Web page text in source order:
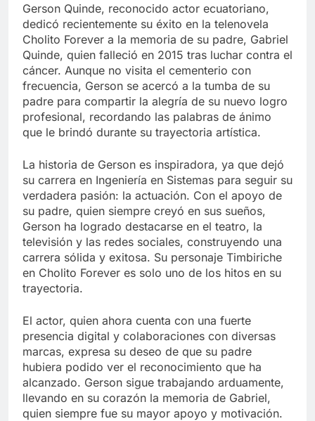
Gerson Quinde, reconocido actor ecuatoriano,
dedicó recientemente su éxito en la telenovela
Cholito Forever a la memoria de su padre, Gabriel
Quinde, quien falleció en 2015 tras luchar contra el
cáncer. Aunque no visita el cementerio con
frecuencia, Gerson se acercó a la tumba de su
padre para compartir la alegría de su nuevo logro
profesional, recordando las palabras de ánimo
que le brindó durante su trayectoria artística.
La historia de Gerson es inspiradora, ya que dejó
su carrera en Ingeniería en Sistemas para seguir su
verdadera pasión: la actuación. Con el apoyo de
su padre, quien siempre creyó en sus sueños,
Gerson ha logrado destacarse en el teatro, la
televisión y las redes sociales, construyendo una
carrera sólida y exitosa. Su personaje Timbiriche
en Cholito Forever es solo uno de los hitos en su
trayectoria.
El actor, quien ahora cuenta con una fuerte
presencia digital y colaboraciones con diversas
marcas, expresa su deseo de que su padre
hubiera podido ver el reconocimiento que ha
alcanzado. Gerson sigue trabajando arduamente,
llevando en su corazón la memoria de Gabriel,
quien siempre fue su mayor apoyo y motivación.